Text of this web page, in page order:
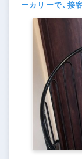
ーカリーで、接